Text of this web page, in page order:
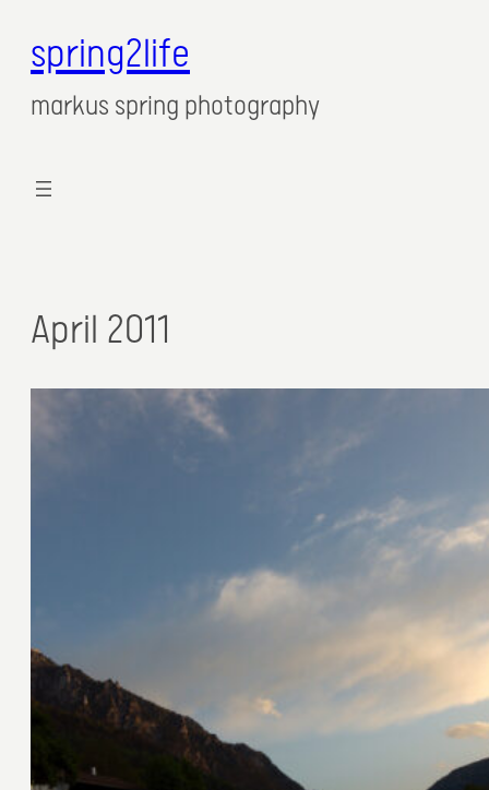
spring2life
markus spring photography
April 2011